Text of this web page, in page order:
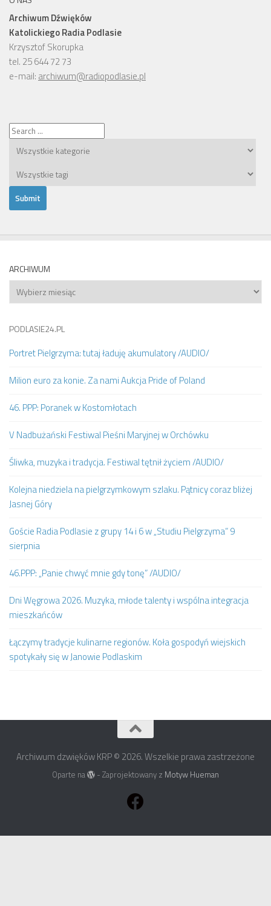
Archiwum Dźwięków
Katolickiego Radia Podlasie
Krzysztof Skorupka
tel. 25 644 72 73
e-mail: archiwum@radiopodlasie.pl
ARCHIWUM
Archiwum
PODLASIE24.PL
Portret Pielgrzyma: tutaj ładuję akumulatory /AUDIO/
Milion euro za konie. Za nami Aukcja Pride of Poland
46. PPP: Poranek w Kostomłotach
V Nadbużański Festiwal Pieśni Maryjnej w Orchówku
Śliwka, muzyka i tradycja. Festiwal tętnił życiem /AUDIO/
Kolejna niedziela na pielgrzymkowym szlaku. Pątnicy coraz bliżej
Jasnej Góry
Goście Radia Podlasie z grupy 14 i 6 w „Studiu Pielgrzyma” 9
sierpnia
46.PPP: „Panie chwyć mnie gdy tonę” /AUDIO/
Dni Węgrowa 2026. Muzyka, młode talenty i wspólna integracja
mieszkańców
Łączymy tradycje kulinarne regionów. Koła gospodyń wiejskich
spotykały się w Janowie Podlaskim
Archiwum dzwięków KRP © 2026. Wszelkie prawa zastrzeżone
Oparte na - Zaprojektowany z Motyw Hueman